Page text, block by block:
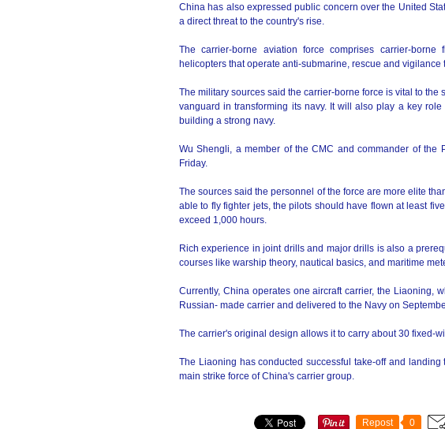
China has also expressed public concern over the United
a direct threat to the country's rise.
The carrier-borne aviation force comprises carrier-
helicopters that operate anti-submarine, rescue and vigilance
The military sources said the carrier-borne force is vital to the
vanguard in transforming its navy. It will also play a key
building a strong navy.
Wu Shengli, a member of the CMC and commander of the
Friday.
The sources said the personnel of the force are more elite
able to fly fighter jets, the pilots should have flown at least
exceed 1,000 hours.
Rich experience in joint drills and major drills is also a
courses like warship theory, nautical basics, and maritime
Currently, China operates one aircraft carrier, the Liaoning,
Russian- made carrier and delivered to the Navy on
The carrier's original design allows it to carry about 30 fixed-
The Liaoning has conducted successful take-off and
main strike force of China's carrier group.
Repost 0